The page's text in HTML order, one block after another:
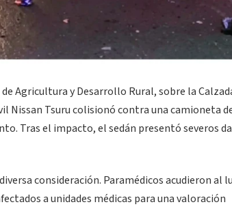
Agricultura y Desarrollo Rural, sobre la
Nissan Tsuru colisionó contra una camioneta
Tras el impacto, el sedán presentó severos
consideración. Paramédicos acudieron al
a unidades médicas para una valoración